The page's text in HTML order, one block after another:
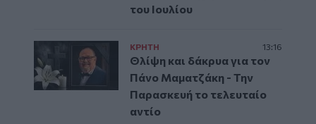
του Ιουλίου
ΚΡΗΤΗ 13:16
Θλίψη και δάκρυα για τον
Πάνο Μαματζάκη - Την
Παρασκευή το τελευταίο
αντίο